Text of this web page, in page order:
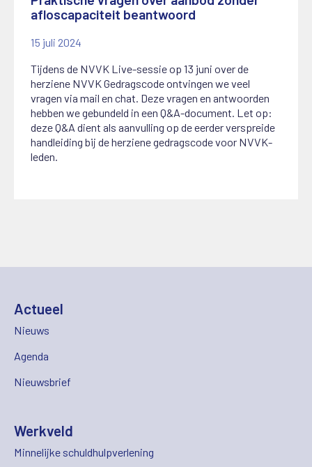
afloscapaciteit beantwoord
15 juli 2024
Tijdens de NVVK Live-sessie op 13 juni over de
herziene NVVK Gedragscode ontvingen we veel
vragen via mail en chat. Deze vragen en antwoorden
hebben we gebundeld in een Q&A-document. Let op:
deze Q&A dient als aanvulling op de eerder verspreide
handleiding bij de herziene gedragscode voor NVVK-
leden.
Actueel
Nieuws
Agenda
Nieuwsbrief
Werkveld
Minnelijke schuldhulpverlening